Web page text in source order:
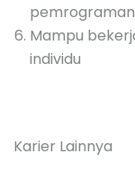
pemrograman
Mampu
individu
Karier Lainnya